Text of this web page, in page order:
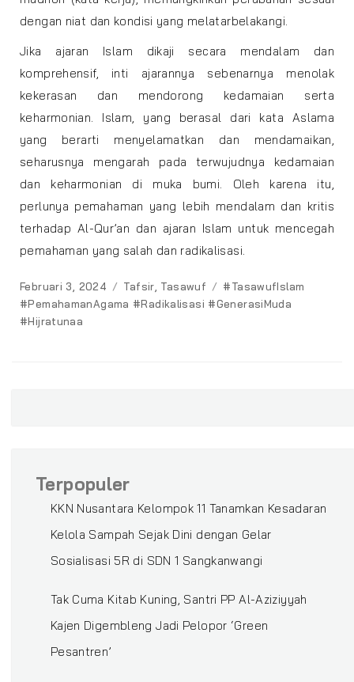
dengan niat dan kondisi yang melatarbelakangi.
Jika ajaran Islam dikaji secara mendalam dan
komprehensif, inti ajarannya sebenarnya menolak
kekerasan dan mendorong kedamaian serta
keharmonian. Islam, yang berasal dari kata Aslama
yang berarti menyelamatkan dan mendamaikan,
seharusnya mengarah pada terwujudnya kedamaian
dan keharmonian di muka bumi. Oleh karena itu,
perlunya pemahaman yang lebih mendalam dan kritis
terhadap Al-Qur’an dan ajaran Islam untuk mencegah
pemahaman yang salah dan radikalisasi.
Posted
on
Februari 3, 2024 Categories
Tafsir, Tasawuf Tags
#TasawufIslam
#PemahamanAgama #Radikalisasi #GenerasiMuda
#Hijratunaa
Terpopuler
KKN Nusantara Kelompok 11 Tanamkan Kesadaran
Kelola Sampah Sejak Dini dengan Gelar
Sosialisasi 5R di SDN 1 Sangkanwangi
‎Tak Cuma Kitab Kuning, Santri PP Al-Aziziyyah
Kajen Digembleng Jadi Pelopor ‘Green
Pesantren’ ‎